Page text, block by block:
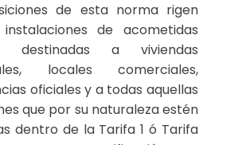
de esta norma rigen
de acometidas
destinadas a viviendas
locales comerciales,
oficiales y a todas aquellas
que por su naturaleza estén
dentro de la Tarifa 1 ó Tarifa